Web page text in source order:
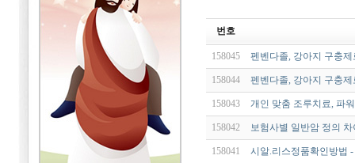
번호
158045 펜벤다졸, 강아지 구충
158044 펜벤다졸, 강아지 구충
158043 개인 맞춤 조루치료, 파
158042 보험사별 일반암 정의
158041 시알.리스정품확인방법